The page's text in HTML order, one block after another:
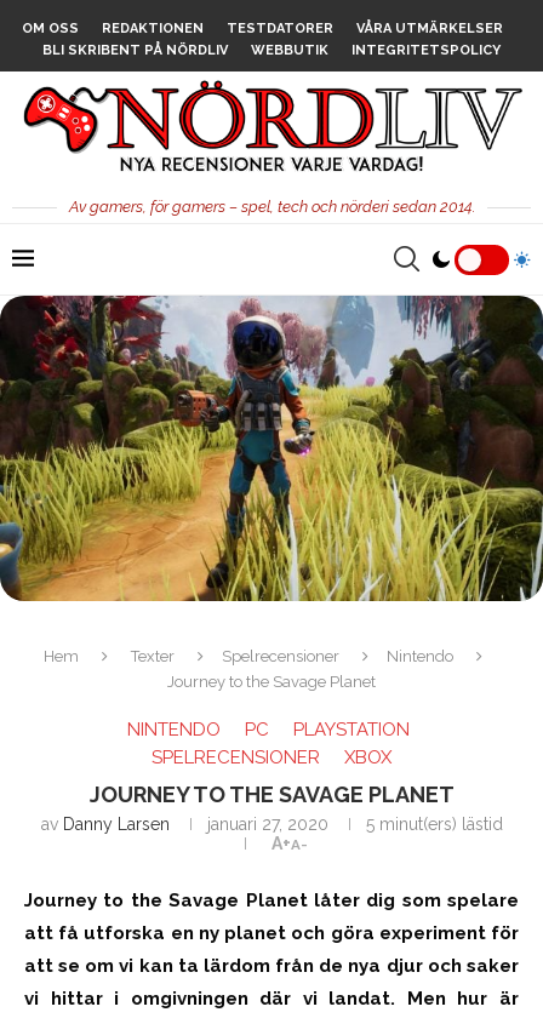
OM OSS REDAKTIONEN TESTDATORER
VÅRA UTMÄRKELSER
BLI SKRIBENT PÅ NÖRDLIV
WEBBUTIK INTEGRITETSPOLICY
Av gamers, för gamers – spel, tech och nörderi sedan 2014.
Hem Texter Spelrecensioner
Nintendo
Journey to the Savage Planet
NINTENDO PC
PLAYSTATION
SPELRECENSIONER
XBOX
JOURNEY TO THE SAVAGE PLANET
av Danny Larsen januari 27, 2020
5 minut(ers) lästid
A+A-
Journey to the Savage Planet låter dig som spelare
att få utforska en ny planet och göra experiment för
att se om vi kan ta lärdom från de nya djur och saker
vi hittar i omgivningen där vi landat. Men hur är